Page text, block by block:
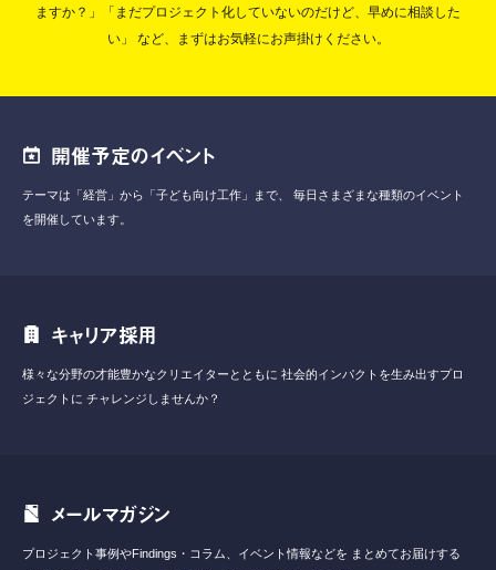
ますか？」「まだプロジェクト化していないのだけど、早めに相談した
い」
など、まずはお気軽にお声掛けください。
開催予定のイベント
テーマは「経営」から「子ども向け工作」まで、
毎日さまざまな種類のイベント
を開催しています。
キャリア採用
様々な分野の才能豊かなクリエイターとともに 社会的インパクトを生み出すプロ
ジェクトに チャレンジしませんか？
メールマガジン
プロジェクト事例やFindings・コラム、イベント情報などを まとめてお届けする